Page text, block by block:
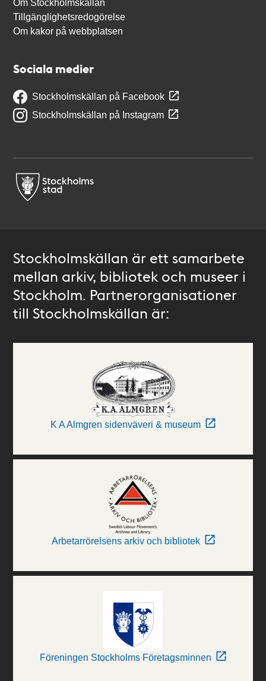
Om Stockholmskällan
Tillgänglighetsredogörelse
Om kakor på webbplatsen
Sociala medier
Stockholmskällan på Facebook
Stockholmskällan på Instagram
Stockholmskällan är ett samarbete
mellan arkiv, bibliotek och museer i
Stockholm. Partnerorganisationer
till Stockholmskällan är:
K A Almgren sidenväveri & museum
Arbetarrörelsens arkiv och bibliotek
Föreningen Stockholms Företagsminnen